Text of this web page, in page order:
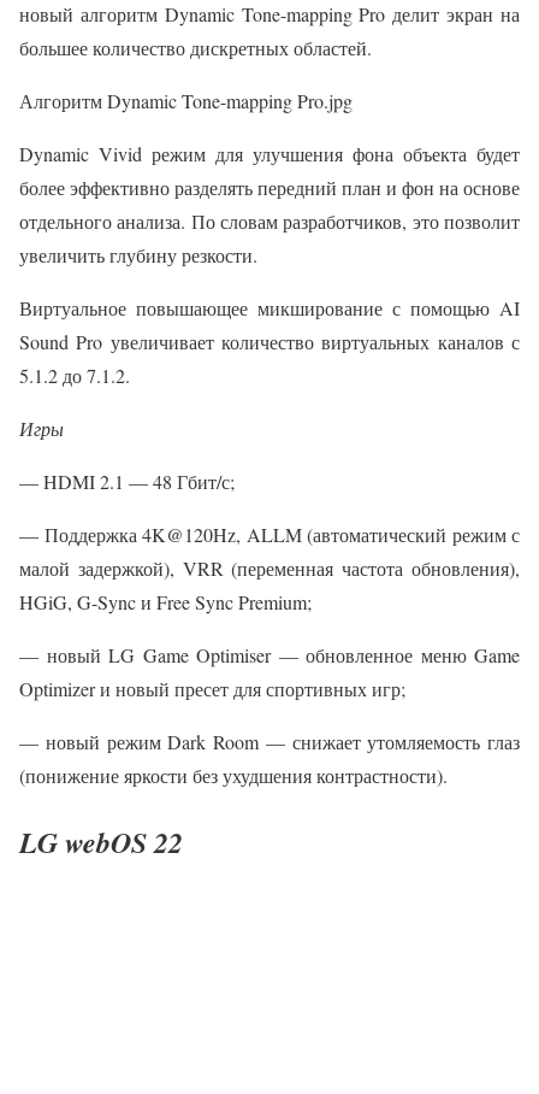
новый алгоритм Dynamic Tone-mapping Pro делит экран на
большее количество дискретных областей.
Алгоритм Dynamic Tone-mapping Pro.jpg
Dynamic Vivid режим для улучшения фона объекта будет
более эффективно разделять передний план и фон на основе
отдельного анализа. По словам разработчиков, это позволит
увеличить глубину резкости.
Виртуальное повышающее микширование с помощью AI
Sound Pro увеличивает количество виртуальных каналов с
5.1.2 до 7.1.2.
Игры
— HDMI 2.1 — 48 Гбит/с;
— Поддержка 4K@120Hz, ALLM (автоматический режим с
малой задержкой), VRR (переменная частота обновления),
HGiG, G-Sync и Free Sync Premium;
— новый LG Game Optimiser — обновленное меню Game
Optimizer и новый пресет для спортивных игр;
— новый режим Dark Room — снижает утомляемость глаз
(понижение яркости без ухудшения контрастности).
LG webOS 22